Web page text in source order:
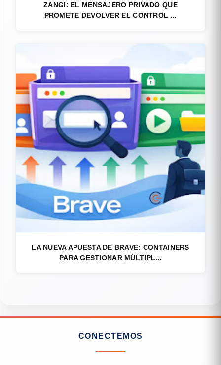
ZANGI: EL MENSAJERO PRIVADO QUE
PROMETE DEVOLVER EL CONTROL ...
LA NUEVA APUESTA DE BRAVE: CONTAINERS
PARA GESTIONAR MÚLTIPL...
CONECTEMOS